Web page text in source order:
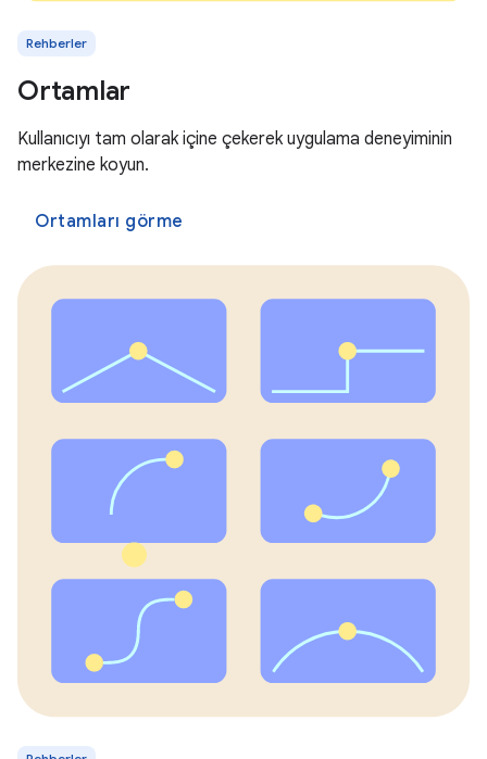
Rehberler
Ortamlar
Kullanıcıyı tam olarak içine çekerek uygulama deneyiminin
merkezine koyun.
Ortamları görme